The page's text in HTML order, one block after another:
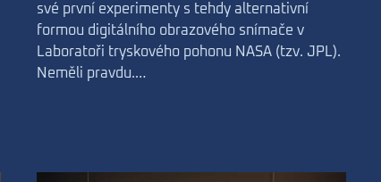
své první experimenty s tehdy alternativní
formou digitálního obrazového snímače v
Laboratoři tryskového pohonu NASA (tzv. JPL).
Neměli pravdu.…